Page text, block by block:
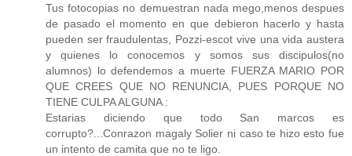
Tus fotocopias no demuestran nada mego,menos despues
de pasado el momento en que debieron hacerlo y hasta
pueden ser fraudulentas, Pozzi-escot vive una vida austera
y quienes lo conocemos y somos sus discipulos(no
alumnos) lo defendemos a muerte FUERZA MARIO POR
QUE CREES QUE NO RENUNCIA, PUES PORQUE NO
TIENE CULPA ALGUNA :
Estarias diciendo que todo San marcos es
corrupto?...Conrazon magaly Solier ni caso te hizo esto fue
un intento de camita que no te ligo.